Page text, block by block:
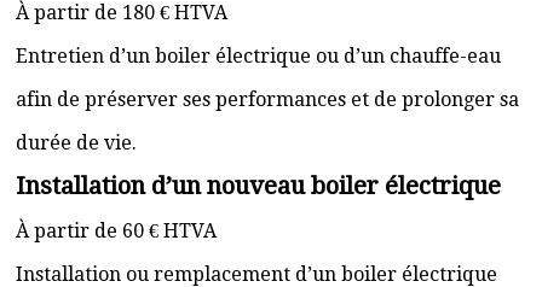
À partir de 180 € HTVA
Entretien d’un boiler électrique ou d’un chauffe-eau
afin de préserver ses performances et de prolonger sa
durée de vie.
Installation d’un nouveau boiler électrique
À partir de 60 € HTVA
Installation ou remplacement d’un boiler électrique